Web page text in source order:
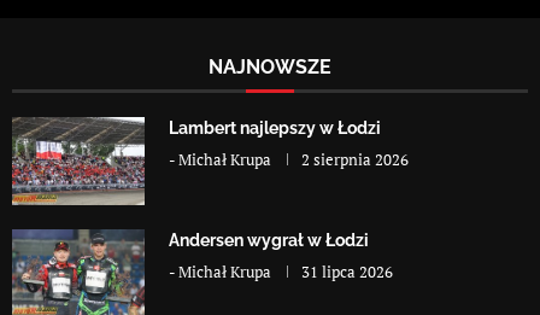
NAJNOWSZE
Lambert najlepszy w Łodzi
-Michał Krupa 2 sierpnia 2026
Andersen wygrał w Łodzi
-Michał Krupa 31 lipca 2026